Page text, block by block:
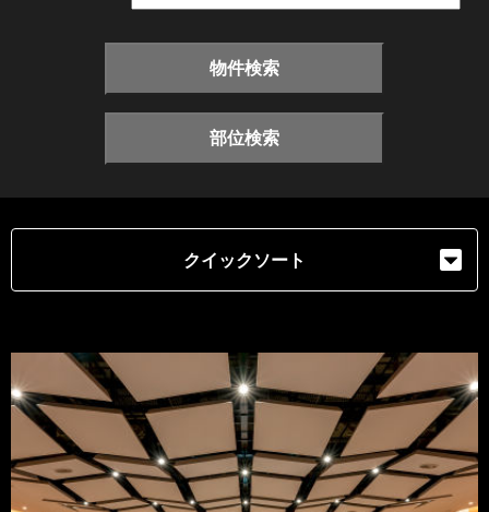
物件検索
部位検索
クイックソート